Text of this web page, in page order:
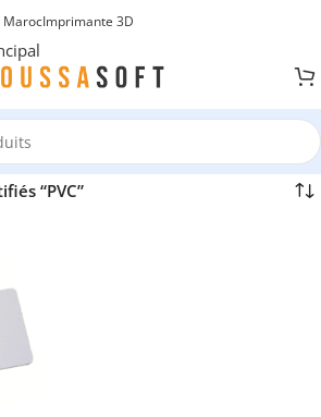
MarocImprimante 3D
“PVC”